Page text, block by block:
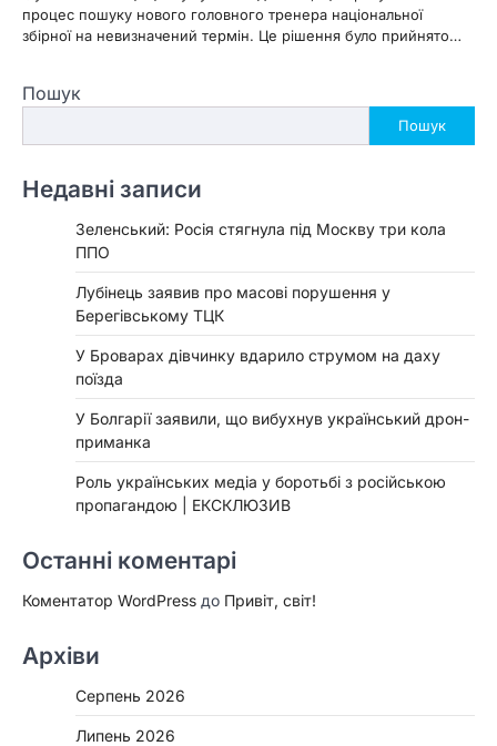
процес пошуку нового головного тренера національної
збірної на невизначений термін. Це рішення було прийнято…
Пошук
Пошук
Недавні записи
Зеленський: Росія стягнула під Москву три кола
ППО
Лубінець заявив про масові порушення у
Берегівському ТЦК
У Броварах дівчинку вдарило струмом на даху
поїзда
У Болгарії заявили, що вибухнув український дрон-
приманка
Роль українських медіа у боротьбі з російською
пропагандою | ЕКСКЛЮЗИВ
Останні коментарі
Коментатор WordPress до Привіт, світ!
Архіви
Серпень 2026
Липень 2026